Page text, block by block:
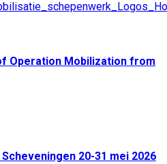
Operation Mobilization from
20-31 mei 2026